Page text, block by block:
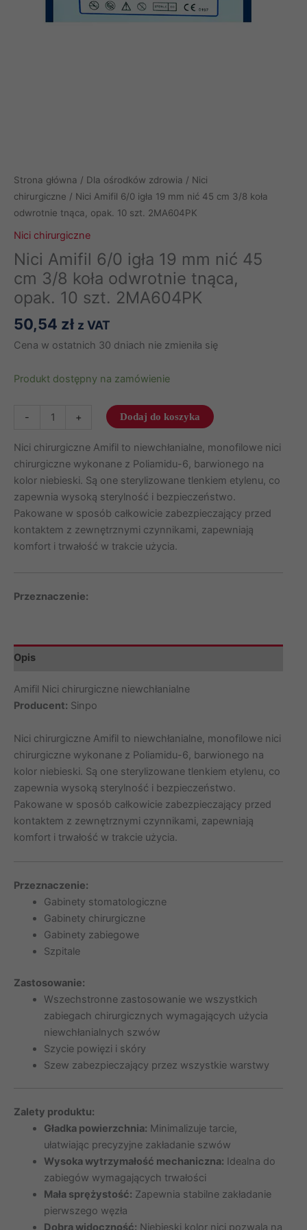
Strona główna / Dla ośrodków zdrowia / Nici
chirurgiczne / Nici Amifil 6/0 igła 19 mm nić 45 cm 3/8 koła
odwrotnie tnąca, opak. 10 szt. 2MA604PK
Nici chirurgiczne
Nici Amifil 6/0 igła 19 mm nić 45
cm 3/8 koła odwrotnie tnąca,
opak. 10 szt. 2MA604PK
50,54 zł z VAT
Cena w ostatnich 30 dniach nie zmieniła się
Produkt dostępny na zamówienie
-
Amifil
6/0
igła
19
mm
nić
45
koła
opak.
10
2MA604PK
+ Dodaj do koszyka
Nici chirurgiczne Amifil to niewchłanialne, monofilowe nici
chirurgiczne wykonane z Poliamidu-6, barwionego na
kolor niebieski. Są one sterylizowane tlenkiem etylenu, co
zapewnia wysoką sterylność i bezpieczeństwo.
Pakowane w sposób całkowicie zabezpieczający przed
kontaktem z zewnętrznymi czynnikami, zapewniają
komfort i trwałość w trakcie użycia.
Przeznaczenie:
Opis
Amifil Nici chirurgiczne niewchłanialne
Producent: Sinpo
Nici chirurgiczne Amifil to niewchłanialne, monofilowe nici
chirurgiczne wykonane z Poliamidu-6, barwionego na
kolor niebieski. Są one sterylizowane tlenkiem etylenu, co
zapewnia wysoką sterylność i bezpieczeństwo.
Pakowane w sposób całkowicie zabezpieczający przed
kontaktem z zewnętrznymi czynnikami, zapewniają
komfort i trwałość w trakcie użycia.
Przeznaczenie:
Gabinety stomatologiczne
Gabinety chirurgiczne
Gabinety zabiegowe
Szpitale
Zastosowanie:
Wszechstronne zastosowanie we wszystkich
zabiegach chirurgicznych wymagających użycia
niewchłanialnych szwów
Szycie powięzi i skóry
Szew zabezpieczający przez wszystkie warstwy
Zalety produktu:
Gładka powierzchnia: Minimalizuje tarcie,
ułatwiając precyzyjne zakładanie szwów
Wysoka wytrzymałość mechaniczna: Idealna do
zabiegów wymagających trwałości
Mała sprężystość: Zapewnia stabilne zakładanie
pierwszego węzła
Dobra widoczność: Niebieski kolor nici pozwala na